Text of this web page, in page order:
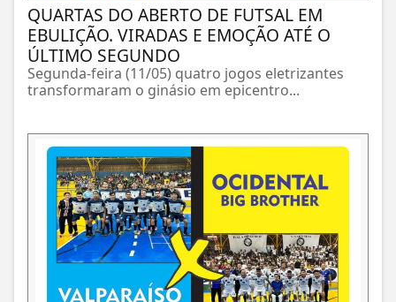
QUARTAS DO ABERTO DE FUTSAL EM
EBULIÇÃO. VIRADAS E EMOÇÃO ATÉ O
ÚLTIMO SEGUNDO
Segunda-feira (11/05) quatro jogos eletrizantes
transformaram o ginásio em epicentro...